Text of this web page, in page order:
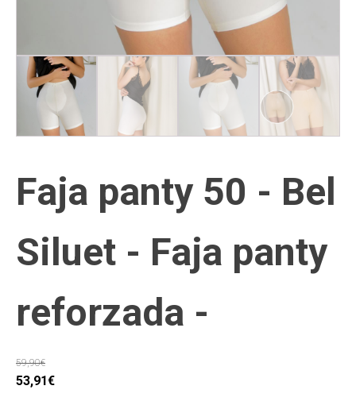
Faja panty 50 - Bel
Siluet - Faja panty
reforzada -
59,90€
El
53,91€El